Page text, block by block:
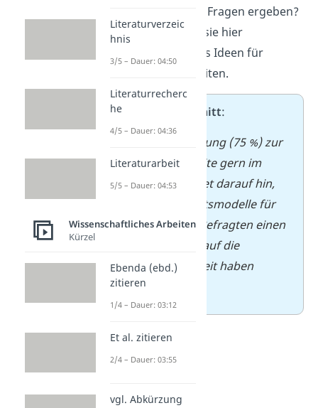
Haben sich neue Fragen ergeben?
Dann kannst du sie hier
ansprechen — als Ideen für
kommende Arbeiten.
➡️Beispielausschnitt:
Die hohe Zustimmung (75 %) zur
Aussage „Ich arbeite gern im
Homeoffice“ deutet darauf hin,
dass flexible Arbeitsmodelle für
die Mehrheit der Befragten einen
positiven Einfluss auf die
Arbeitszufriedenheit haben
könnten.
Literaturverzeic
hnis
3/5 – Dauer: 04:50
Literaturrecherc
he
4/5 – Dauer: 04:36
Literaturarbeit
5/5 – Dauer: 04:53
Wissenschaftliches Arbeiten
Kürzel
Ebenda (ebd.)
zitieren
1/4 – Dauer: 03:12
Et al. zitieren
2/4 – Dauer: 03:55
vgl. Abkürzung